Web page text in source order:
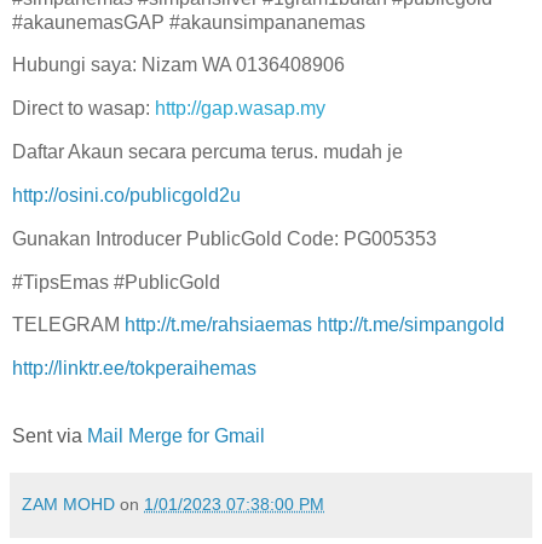
#akaunemasGAP #akaunsimpananemas
Hubungi saya: Nizam WA 0136408906
Direct to wasap: http://gap.wasap.my
Daftar Akaun secara percuma terus. mudah je
http://osini.co/publicgold2u
Gunakan Introducer PublicGold Code: PG005353
#TipsEmas #PublicGold
TELEGRAM http://t.me/rahsiaemas http://t.me/simpangold
http://linktr.ee/tokperaihemas
Sent via Mail Merge for Gmail
ZAM MOHD on 1/01/2023 07:38:00 PM